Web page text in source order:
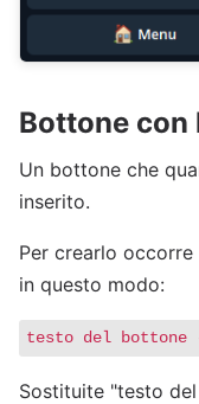
Bottone con
Un bottone che
inserito.
Per crearlo
in questo modo:
testo del
Sostituite "testo